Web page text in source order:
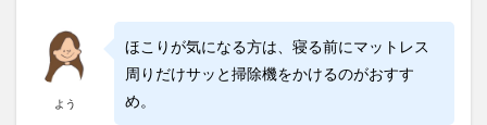
よう
ほこりが気になる方は、寝る前にマットレス
周りだけサッと掃除機をかけるのがおすす
め。